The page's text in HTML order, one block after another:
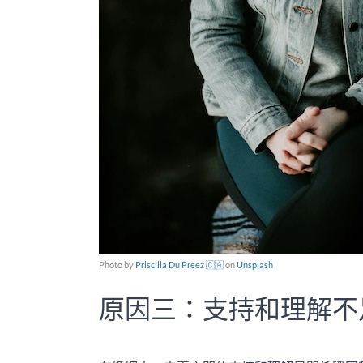
Photo by Priscilla Du Preez 🇨🇦onUnsplash
原因三：支持和理解